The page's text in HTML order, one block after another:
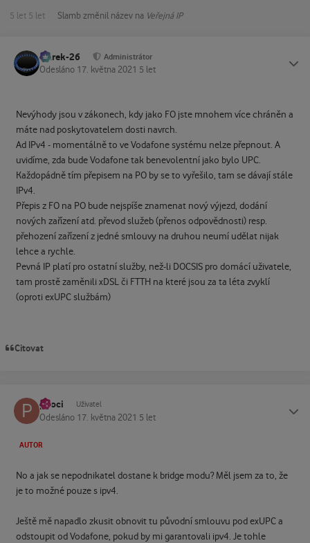
5 let 5 let Slamb změnil název na Veřejná IP
Marek-26 Administrátor
Odesláno 17. května 2021 5 let
Nevýhody jsou v zákonech, kdy jako FO jste mnohem více chráněn a
máte nad poskytovatelem dosti navrch.
Ad IPv4 - momentálně to ve Vodafone systému nelze přepnout. A
uvidíme, zda bude Vodafone tak benevolentní jako bylo UPC.
Každopádně tím přepisem na PO by se to vyřešilo, tam se dávají stále
IPv4.
Přepis z FO na PO bude nejspíše znamenat nový výjezd, dodání
nových zařízení atd. převod služeb (přenos odpovědnosti) resp.
přehození zařízení z jedné smlouvy na druhou neumí udělat nijak
lehce a rychle.
Pevná IP platí pro ostatní služby, než-li DOCSIS pro domácí uživatele,
tam prostě zaměnili xDSL či FTTH na které jsou za ta léta zvyklí
(oproti exUPC službám)
Citovat
pkoci Uživatel
Odesláno 17. května 2021 5 let
AUTOR
No a jak se nepodnikatel dostane k bridge modu? Měl jsem za to, že
je to možné pouze s ipv4.
Ještě mě napadlo zkusit obnovit tu původní smlouvu pod exUPC a
odstoupit od Vodafone, pokud by mi garantovali ipv4. Je tohle